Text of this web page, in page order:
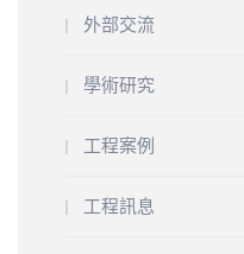
外部交流
學術研究
工程案例
工程訊息